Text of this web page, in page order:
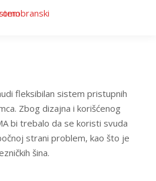
fleksibilan sistem pristupnih
Zbog dizajna i korišćenog
bi trebalo da se koristi svuda
strani problem, kao što je
šina.